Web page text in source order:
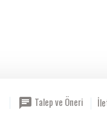
Talep ve Öneri